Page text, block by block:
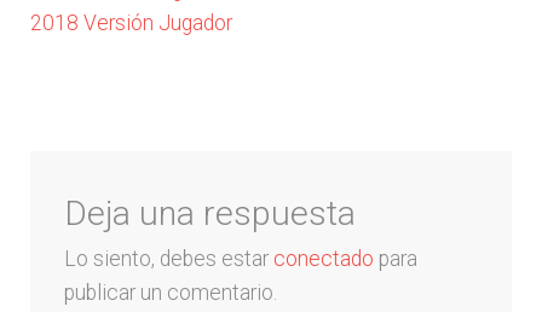
Liga Italiana-Serie A
Buzos y Chaquetas
de
2018 Versión Jugador
Deja una respuesta
Lo siento, debes estar conectado para
publicar un comentario.